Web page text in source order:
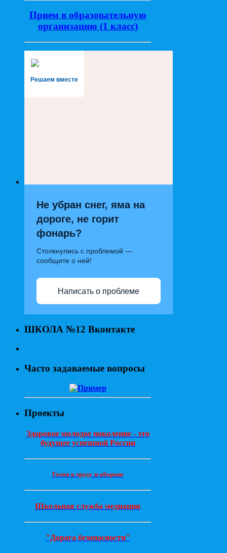
Прием в образовательную
организацию (1 класс)
Решаем вместе
Не убран снег, яма на
дороге, не горит
фонарь?
Столкнулись с проблемой —
сообщите о ней!
Написать о проблеме
ШКОЛА №12 Вконтакте
Часто задаваемые вопросы
Проекты
Здоровое молодое поколение - это
будущее успешной России
Готов к труду и обороне
Школьная служба медиации
"Дорога безопасности"